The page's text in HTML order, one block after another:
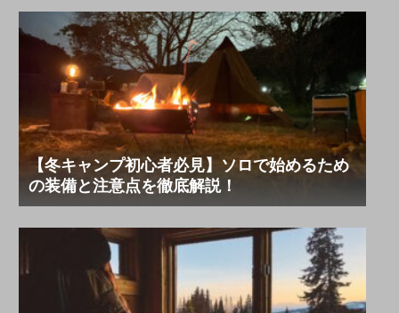
【冬キャンプ初心者必見】ソロで始めるため
の装備と注意点を徹底解説！